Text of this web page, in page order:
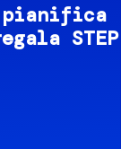
STEP